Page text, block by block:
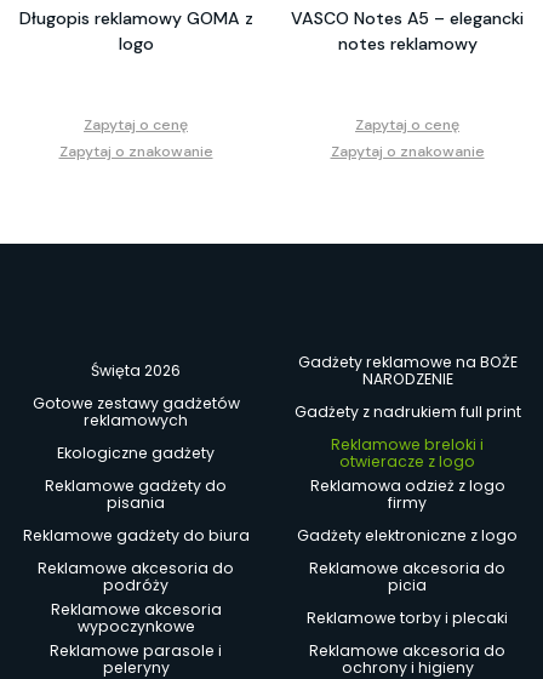
Długopis reklamowy GOMA z
logo
Zapytaj o cenę
Zapytaj o znakowanie
VASCO Notes A5 – elegancki
notes reklamowy
Zapytaj o cenę
Zapytaj o znakowanie
Święta 2026
Gadżety reklamowe na BOŻE
NARODZENIE
Gotowe zestawy gadżetów
reklamowych
Gadżety z nadrukiem full print
Ekologiczne gadżety
Reklamowe breloki i
otwieracze z logo
Reklamowe gadżety do
pisania
Reklamowa odzież z logo
firmy
Reklamowe gadżety do biura
Gadżety elektroniczne z logo
Reklamowe akcesoria do
podróży
Reklamowe akcesoria do
picia
Reklamowe akcesoria
wypoczynkowe
Reklamowe torby i plecaki
Reklamowe parasole i
peleryny
Reklamowe akcesoria do
ochrony i higieny